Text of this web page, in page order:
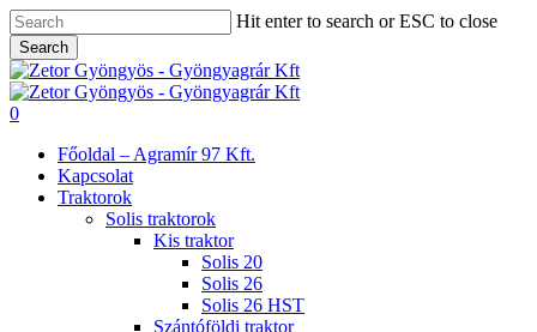
Skip
to
main
content
Hit enter to search or ESC to close
Search
Close
Search
search
0
Főoldal – Agramír 97 Kft.
Kapcsolat
Traktorok
Solis traktorok
Kis traktor
Solis 20
Solis 26
Solis 26 HST
Szántóföldi traktor